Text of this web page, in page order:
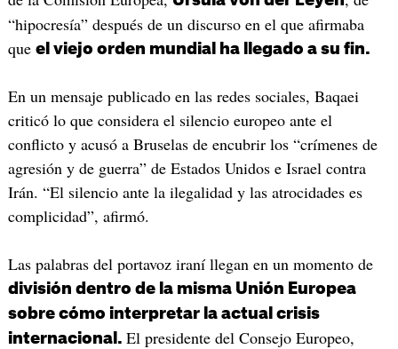
“hipocresía” después de un discurso en el que afirmaba
que el viejo orden mundial ha llegado a su fin.
En un mensaje publicado en las redes sociales, Baqaei
criticó lo que considera el silencio europeo ante el
conflicto y acusó a Bruselas de encubrir los “crímenes de
agresión y de guerra” de Estados Unidos e Israel contra
Irán. “El silencio ante la ilegalidad y las atrocidades es
complicidad”, afirmó.
Las palabras del portavoz iraní llegan en un momento de
división dentro de la misma Unión Europea
sobre cómo interpretar la actual crisis
internacional. El presidente del Consejo Europeo,